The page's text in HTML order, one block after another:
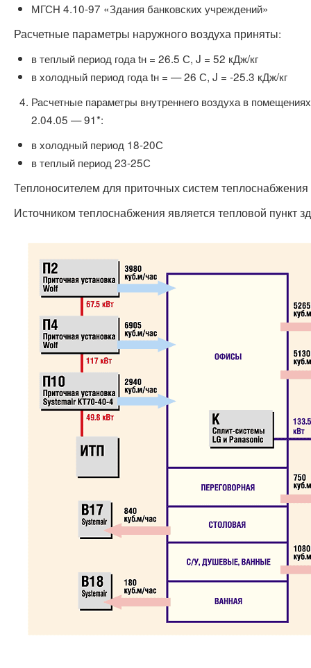
МГСН 4.10-97 «Здания банковских учреждений»
Расчетные параметры наружного воздуха приняты:
в теплый период года tн = 26.5 С, J = 52 кДж/кг
в холодный период года tн = — 26 С, J = -25.3 кДж/кг
Расчетные параметры внутреннего воздуха в
2.04.05 — 91*:
в холодный период 18-20С
в теплый период 23-25С
Теплоносителем для приточных систем
Источником теплоснабжения является тепловой пункт